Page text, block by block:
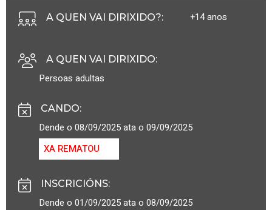
A QUEN VAI DIRIXIDO?: +14 anos
A QUEN VAI DIRIXIDO:
Persoas adultas
CANDO:
Dende o 08/09/2025 ata o 09/09/2025
XA REMATOU
INSCRICIÓNS:
Dende o 01/09/2025 ata o 08/09/2025